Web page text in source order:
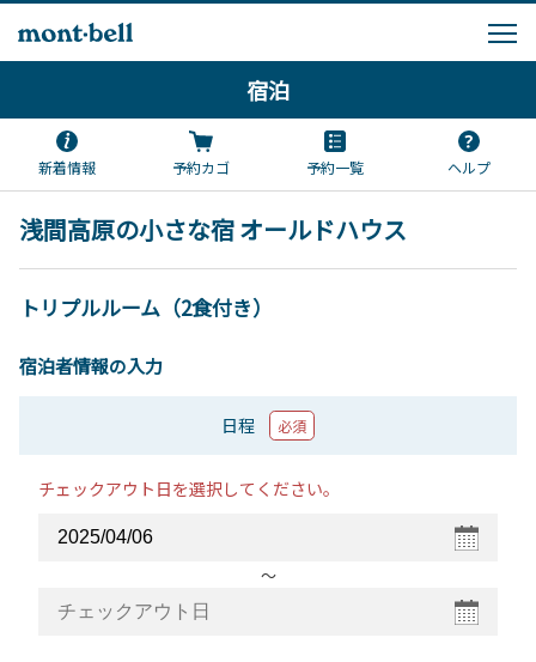
宿泊
新着情報 予約カゴ 予約一覧 ヘルプ
浅間高原の小さな宿 オールドハウス
トリプルルーム（2食付き）
宿泊者情報の入力
日程 必須
チェックアウト日を選択してください。
〜